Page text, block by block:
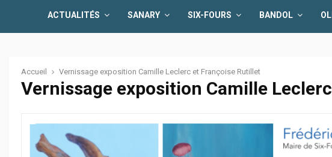
ACTUALITÉS SANARY SIX-FOURS BANDOL
Accueil Vernissage exposition Camille Leclerc et Françoise Rutillet
Vernissage exposition Camille